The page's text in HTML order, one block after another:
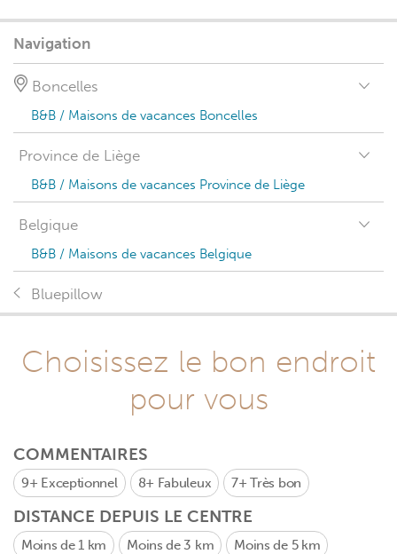
Navigation
Boncelles
B&B / Maisons de vacances Boncelles
Province de Liège
B&B / Maisons de vacances Province de Liège
Belgique
B&B / Maisons de vacances Belgique
Bluepillow
Choisissez le bon endroit
pour vous
COMMENTAIRES
9+ Exceptionnel 8+ Fabuleux 7+Très bon
DISTANCE DEPUIS LE CENTRE
Moins de 1 km Moins de 3 km Moins de 5 km